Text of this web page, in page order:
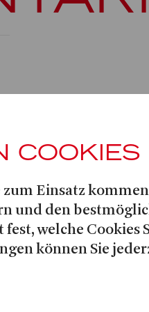
und wurde
undEleni
Nikolaus
Janowitzund
ein lebendiges
Menschen. Die
Liedern
COOKIES
zum Einsatz
und den
fest, welche Cookies
können Sie